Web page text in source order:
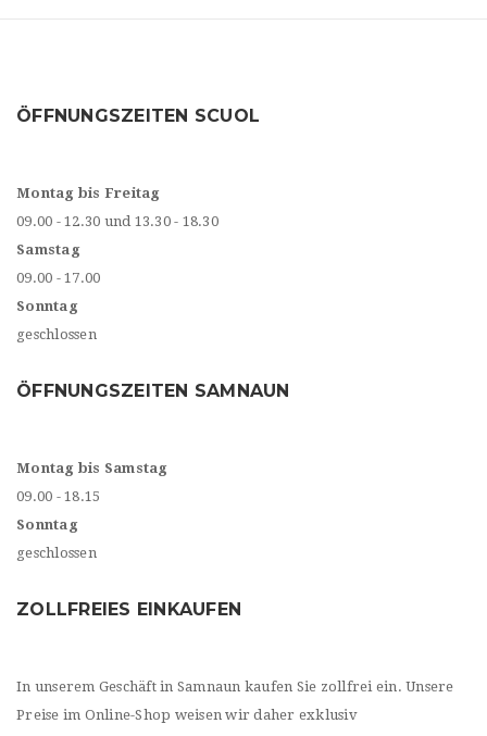
ÖFFNUNGSZEITEN SCUOL
Montag bis Freitag
09.00 - 12.30 und 13.30 - 18.30
Samstag
09.00 - 17.00
Sonntag
geschlossen
ÖFFNUNGSZEITEN SAMNAUN
Montag bis Samstag
09.00 - 18.15
Sonntag
geschlossen
ZOLLFREIES EINKAUFEN
In unserem Geschäft in Samnaun kaufen Sie zollfrei ein. Unsere
Preise im Online-Shop weisen wir daher exklusiv